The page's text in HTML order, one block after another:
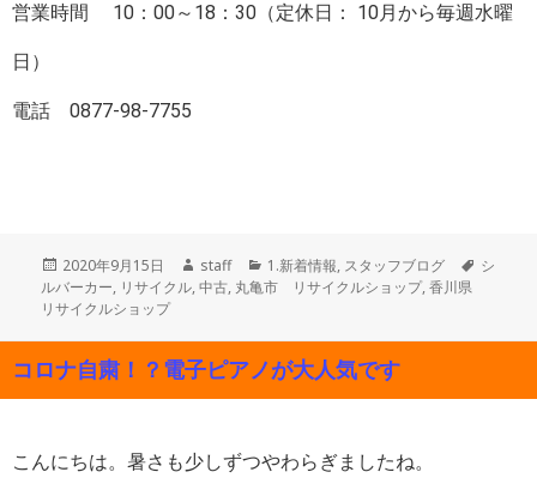
営業時間 10：00～18：30（定休日： 10月から毎週水曜
日）
電話 0877-98-7755
投
稿
日:
2020年9月15日
作
成
staff
カ
テ
1.新着情報, スタッフブログ
タ
シ
ルバーカー, リサイクル,中古, 丸亀市 リサイクルショップ,香川県
リサイクルショップ
コロナ自粛！？電子ピアノが大人気です
こんにちは。暑さも少しずつやわらぎましたね。